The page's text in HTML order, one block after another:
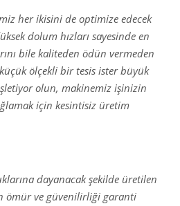
her ikisini de optimize edecek
dolum hızları sayesinde en
bile kaliteden ödün vermeden
ölçekli bir tesis ister büyük
olun, makinemiz işinizin
için kesintisiz üretim
dayanacak şekilde üretilen
ömür ve güvenilirliği garanti